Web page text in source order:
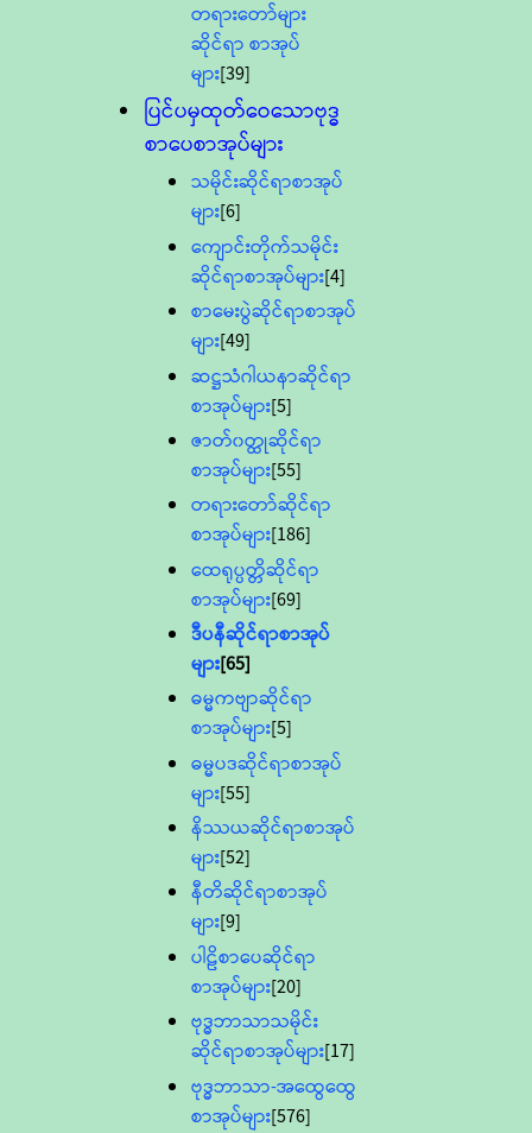
တရားတော်များ
ဆိုင်ရာ စာအုပ်
များ[39]
ပြင်ပမှထုတ်ဝေသောဗုဒ္ဓ
စာပေစာအုပ်များ
သမိုင်းဆိုင်ရာစာအုပ်
များ[6]
ကျောင်းတိုက်သမိုင်း
ဆိုင်ရာစာအုပ်များ[4]
စာမေးပွဲဆိုင်ရာစာအုပ်
များ[49]
ဆဋ္ဌသံဂါယနာဆိုင်ရာ
စာအုပ်များ[5]
ဇာတ်၀တ္ထုဆိုင်ရာ
စာအုပ်များ[55]
တရားတော်ဆိုင်ရာ
စာအုပ်များ[186]
ထေရုပ္ပတ္တိဆိုင်ရာ
စာအုပ်များ[69]
ဒီပနီဆိုင်ရာစာအုပ်
များ[65]
ဓမ္မကဗျာဆိုင်ရာ
စာအုပ်များ[5]
ဓမ္မပဒဆိုင်ရာစာအုပ်
များ[55]
နိဿယဆိုင်ရာစာအုပ်
များ[52]
နီတိဆိုင်ရာစာအုပ်
များ[9]
ပါဠိစာပေဆိုင်ရာ
စာအုပ်များ[20]
ဗုဒ္ဓဘာသာသမိုင်း
ဆိုင်ရာစာအုပ်များ[17]
ဗုဒ္ဓဘာသာ-အထွေထွေ
စာအုပ်များ[576]